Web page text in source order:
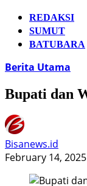
REDAKSI
SUMUT
BATUBARA
Berita Utama
Bupati dan
Bisanews.id
February 14, 2025